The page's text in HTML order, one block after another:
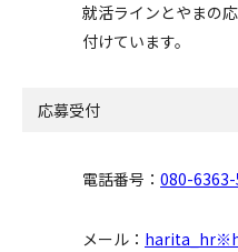
就活ラインとやまの
付けています。
応募受付
電話番号： 080-
メール：